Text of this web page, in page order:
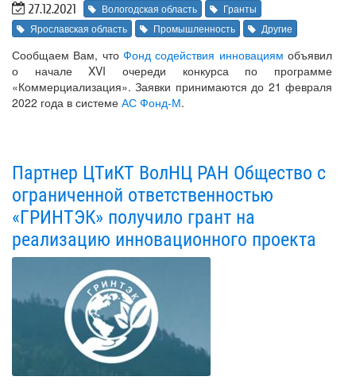
27.12.2021 Вологодская область
Гранты
Ярославская область
Промышленность Другие
Сообщаем Вам, что Фонд содействия инновациям объявил
о начале XVI очереди конкурса по программе
«Коммерциализация». Заявки принимаются до 21 февраля
2022 года в системе АС Фонд-М.
Партнер ЦТиКТ ВолНЦ РАН Общество с
ограниченной ответственностью
«ГРИНТЭК» получило грант на
реализацию инновационного проекта